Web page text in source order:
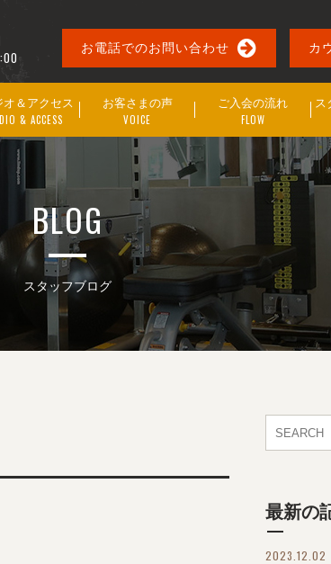
お電話でのお問い合わせ カ
オ＆アクセス
& ACCESS
お客さまの声
VOICE
ご入会の流れ
FLOW
ス
BLOG
スタッフブログ
最新の
2023.12.02